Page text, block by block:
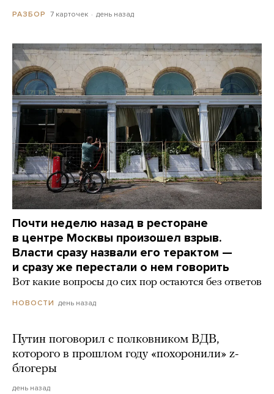
РАЗБОР 7 карточек день назад
Почти неделю назад в ресторане
в центре Москвы произошел взрыв.
Власти сразу назвали его терактом —
и сразу же перестали о нем говорить
Вот какие вопросы до сих пор остаются без ответов
НОВОСТИ день назад
Путин поговорил с полковником ВДВ,
которого в прошлом году «похоронили» z-
блогеры
день назад